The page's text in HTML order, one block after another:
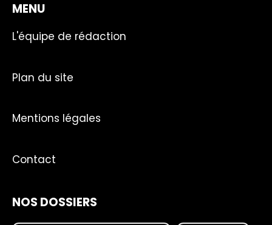
MENU
L'équipe de rédaction
Plan du site
Mentions légales
Contact
NOS DOSSIERS